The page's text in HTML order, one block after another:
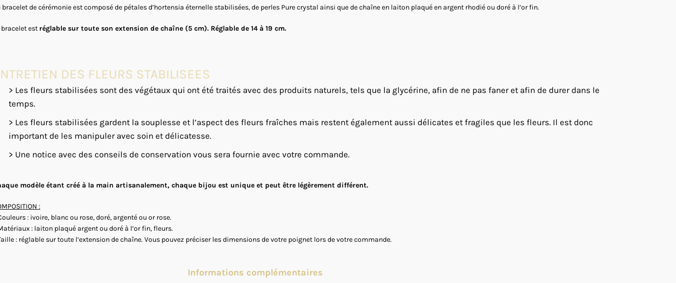
bracelet de cérémonie est composé de pétales d’hortensia éternelle stabilisées, de perles Pure crystal ainsi que de chaîne en laiton plaqué en argent rhodié ou doré à l’or fin.
bracelet est réglable sur toute son extension de chaîne (5 cm). Réglable de 14 à 19 cm.
DES FLEURS STABILISEES
> Les fleurs stabilisées sont des végétaux qui ont été traités avec des produits naturels, tels que la glycérine, afin de ne pas faner et afin de durer dans le
temps.
> Les fleurs stabilisées gardent la souplesse et l’aspect des fleurs fraîches mais restent également aussi délicates et fragiles que les fleurs. Il est donc
important de les manipuler avec soin et délicatesse.
> Une notice avec des conseils de conservation vous sera fournie avec votre commande.
modèle étant créé à la main artisanalement, chaque bijou est unique et peut être légèrement différent.
:
: ivoire, blanc ou rose, doré, argenté ou or rose.
: laiton plaqué argent ou doré à l’or fin, fleurs.
: réglable sur toute l’extension de chaîne. Vous pouvez préciser les dimensions de votre poignet lors de votre commande.
Informations complémentaires